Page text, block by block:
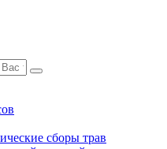
сборы трав